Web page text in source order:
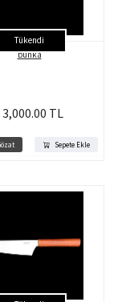
Tükendi
Sepete Ekle
bunka
3,000.00 TL